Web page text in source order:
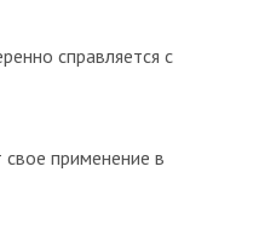
справляется с
применение в